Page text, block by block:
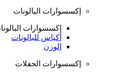
إكسسوارات البالونات
إكسسوارات
أكياس للبالونات
الوزن
إكسسوارات الحفلات